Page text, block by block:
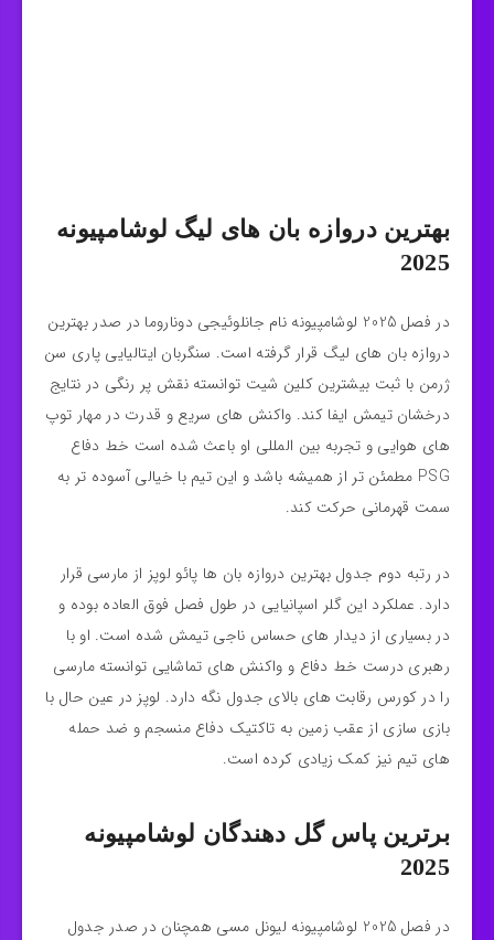
بهترین دروازه‌ بان‌ های لیگ لوشامپیونه
2025
در فصل 2025 لوشامپیونه نام جانلوئیجی دوناروما در صدر بهترین
دروازه‌ بان‌ های لیگ قرار گرفته است. سنگربان ایتالیایی پاری سن
ژرمن با ثبت بیشترین کلین‌ شیت‌ توانسته نقش پر رنگی در نتایج
درخشان تیمش ایفا کند. واکنش‌ های سریع و قدرت در مهار توپ‌
های هوایی و تجربه بین‌ المللی او باعث شده است خط دفاع
PSG مطمئن‌ تر از همیشه باشد و این تیم با خیالی آسوده‌ تر به
سمت قهرمانی حرکت کند.
در رتبه دوم جدول بهترین دروازه‌ بان‌ ها پائو لوپز از مارسی قرار
دارد. عملکرد این گلر اسپانیایی در طول فصل فوق‌ العاده بوده و
در بسیاری از دیدار های حساس ناجی تیمش شده است. او با
رهبری درست خط دفاع و واکنش‌ های تماشایی توانسته مارسی
را در کورس رقابت‌ های بالای جدول نگه دارد. لوپز در عین حال با
بازی‌ سازی از عقب زمین به تاکتیک دفاع منسجم و ضد حمله‌
های تیم نیز کمک زیادی کرده است.
برترین پاس گل دهندگان لوشامپیونه
2025
در فصل 2025 لوشامپیونه لیونل مسی همچنان در صدر جدول